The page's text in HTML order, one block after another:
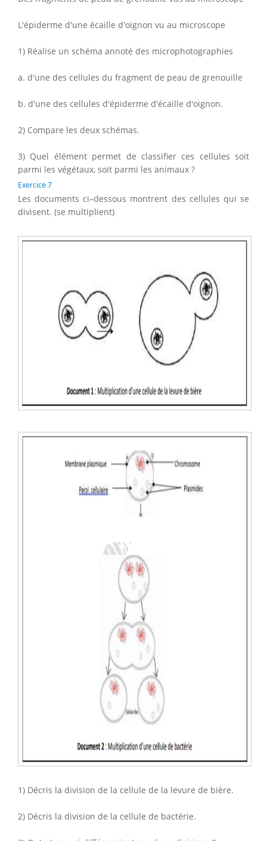
L'épiderme d'une écaille d'oignon vu au microscope
1) Réalise un schéma annoté des microphotographies
a. d'une des cellules du fragment de peau de grenouille
b. d'une des cellules d'épiderme d'écaille d'oignon.
2) Compare les deux schémas.
3) Quel élément permet de classifier ces cellules soit
parmi les végétaux, soit parmi les animaux ?
Exercice 7
Les documents ci–dessous montrent des cellules qui se
divisent. (se multiplient)
1) Décris la division de la cellule de la levure de bière.
2) Décris la division de la cellule de bactérie.